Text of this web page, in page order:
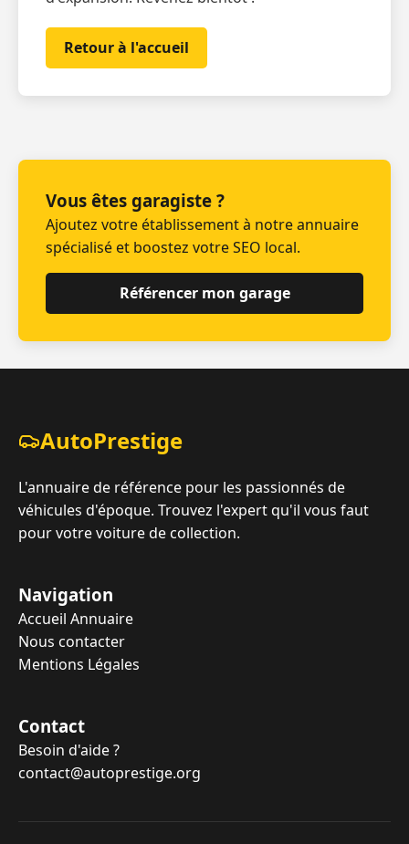
Retour à l'accueil
Vous êtes garagiste ?
Ajoutez votre établissement à notre annuaire
spécialisé et boostez votre SEO local.
Référencer mon garage
AutoPrestige
L'annuaire de référence pour les passionnés de
véhicules d'époque. Trouvez l'expert qu'il vous faut
pour votre voiture de collection.
Navigation
Accueil Annuaire
Nous contacter
Mentions Légales
Contact
Besoin d'aide ?
contact@autoprestige.org